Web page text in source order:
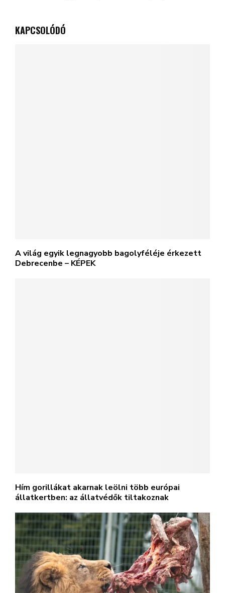
KAPCSOLÓDÓ
A világ egyik legnagyobb bagolyféléje érkezett
Debrecenbe – KÉPEK
Hím gorillákat akarnak leölni több európai
állatkertben: az állatvédők tiltakoznak